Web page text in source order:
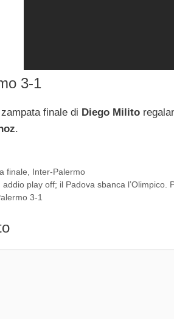
3-1
finale di Diego Milito
.
finale
Inter-Palermo
play off; il Padova sbanca l’Olimpico.
3-1